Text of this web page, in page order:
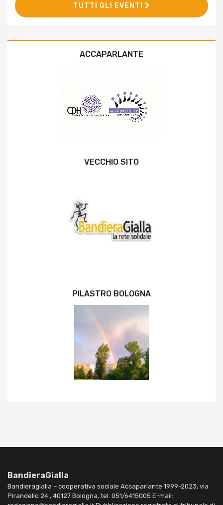
TUTTI GLI EVENTI
ACCAPARLANTE
VECCHIO SITO
PILASTRO BOLOGNA
BandieraGialla
Bandieragialla – cooperativa sociale Accaparlante 1999-2023, via
Pirandello 24 , 40127 Bologna, tel. 051/6415005 E-mail: